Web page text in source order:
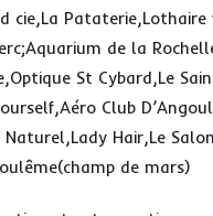
cie,La
de la
St Cybard,Le
Club
Naturel,Lady Hair,Le
de mars)